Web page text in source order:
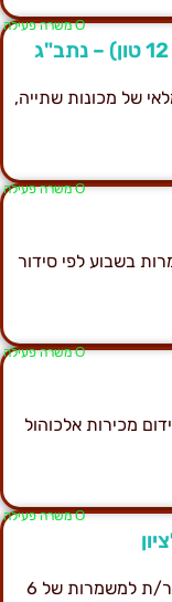
Ο משרה פעילה
של מכונות שתייה,
Ο משרה פעילה
של 9 שעות ביום, 5 משמרות בשבוע לפי סידור
Ο משרה פעילה
מכירות אלכוהול
Ο משרה פעילה
לרשת אופנה גדולה בראשון לציון דרוש/ה מוכר/ת למשמרות של 6